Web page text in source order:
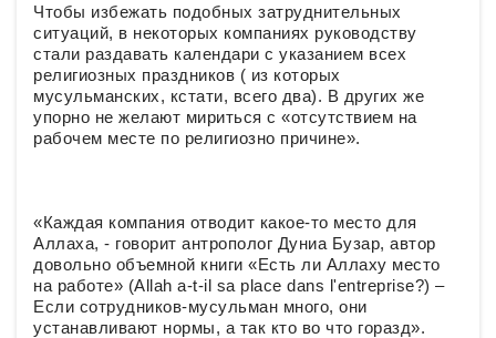
Чтобы избежать подобных затруднительных
ситуаций, в некоторых компаниях руководству
стали раздавать календари с указанием всех
религиозных праздников ( из которых
мусульманских, кстати, всего два). В других же
упорно не желают мириться с «отсутствием на
рабочем месте по религиозно причине».
«Каждая компания отводит какое-то место для
Аллаха, - говорит антрополог Дуниа Бузар, автор
довольно объемной книги «Есть ли Аллаху место
на работе» (Allah a-t-il sa place dans l'entreprise?) –
Если сотрудников-мусульман много, они
устанавливают нормы, а так кто во что горазд».